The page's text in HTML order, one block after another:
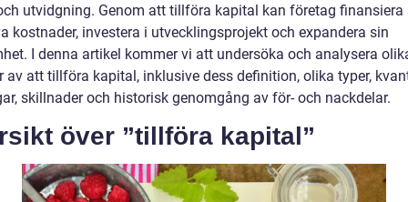
utvidgning. Genom att tillföra kapital kan företag finansiera
kostnader, investera i utvecklingsprojekt och expandera sin
I denna artikel kommer vi att undersöka och analysera
av att tillföra kapital, inklusive dess definition, olika typer,
skillnader och historisk genomgång av för- och nackdelar.
över ”tillföra kapital”